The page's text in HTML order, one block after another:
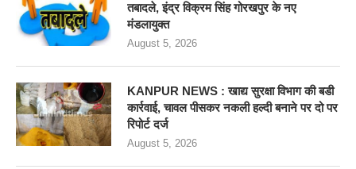
तबादले, इंद्र विक्रम सिंह गोरखपुर के नए
मंडलायुक्त
August 5, 2026
KANPUR NEWS : खाद्य सुरक्षा विभाग की बडी
कार्रवाई, चावल पीसकर नकली हल्दी बनाने पर दो पर
रिपोर्ट दर्ज
August 5, 2026